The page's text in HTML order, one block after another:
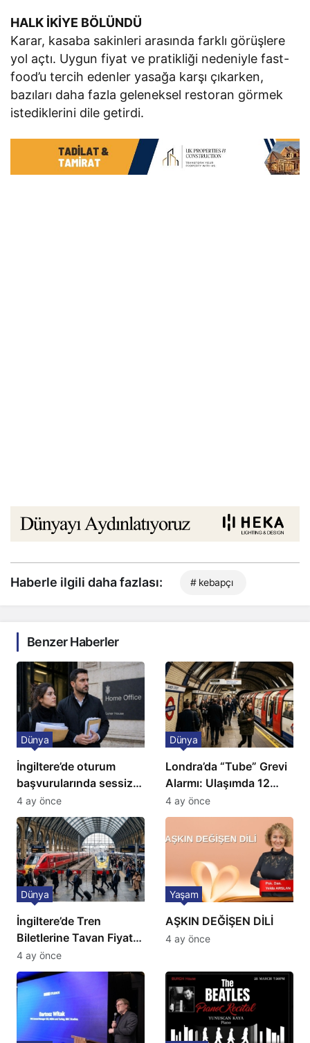
HALK İKİYE BÖLÜNDÜ
Karar, kasaba sakinleri arasında farklı görüşlere
yol açtı. Uygun fiyat ve pratikliği nedeniyle fast-
food’u tercih edenler yasağa karşı çıkarken,
bazıları daha fazla geleneksel restoran görmek
istediklerini dile getirdi.
Haberle ilgili daha fazlası: # kebapçı
Benzer Haberler
İngiltere’de oturum
başvurularında sessiz
kriz: Büyükelçilikten
açıklama!
Dünya
4 ay önce
Londra’da “Tube” Grevi
Alarmı: Ulaşımda 12
Günlük Kaos Kapıda
Dünya
4 ay önce
İngiltere’de Tren
Biletlerine Tavan Fiyat:
Ulaşımda Yeni
Düzenleme
Dünya
4 ay önce
AŞKIN DEĞİŞEN DİLİ
Yaşam
4 ay önce